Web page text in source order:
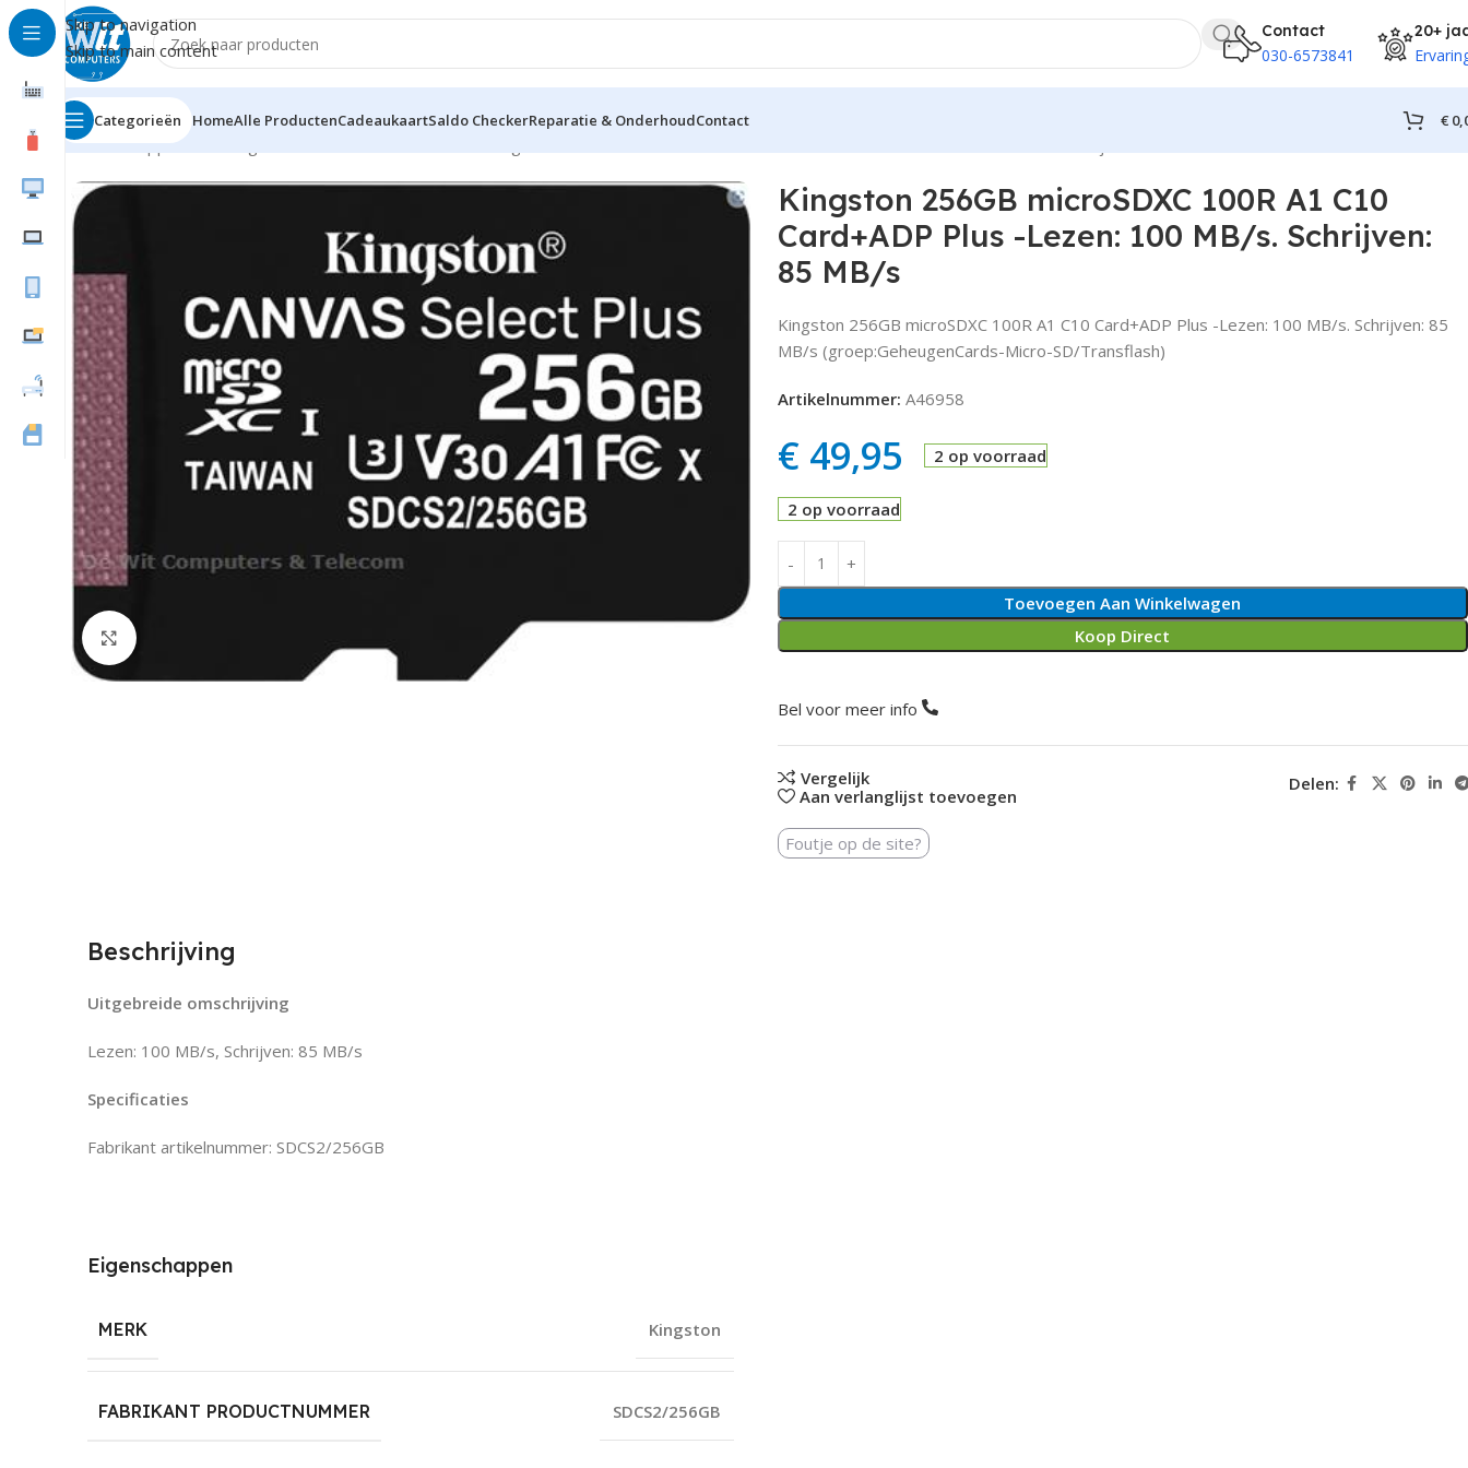
Skip to navigation
Skip to main content
Contact
030-6573841
20+
Categorieën HomeAlle ProductenCadeaukaartSaldo CheckerReparatie & OnderhoudContact €
Home Supplies
Kingston 256GB microSDXC 100R A1 C10
Card+ADP Plus -Lezen: 100 MB/s. Schrijven:
85 MB/s
Kingston 256GB microSDXC 100R A1 C10 Card+ADP Plus -Lezen: 100 MB/s. Schrijven: 85
MB/s (groep:GeheugenCards-Micro-SD/Transflash)
Artikelnummer: A46958
€49,95 2 op voorraad
2 op voorraad
Toevoegen Aan Winkelwagen
Koop Direct
Bel voor meer info
Vergelijk
Aan verlanglijst toevoegen
Delen:
Foutje op de site?
Beschrijving
Uitgebreide omschrijving
Lezen: 100 MB/s, Schrijven: 85 MB/s
Specificaties
Fabrikant artikelnummer: SDCS2/256GB
Eigenschappen
MERK Kingston
FABRIKANT PRODUCTNUMMER SDCS2/256GB